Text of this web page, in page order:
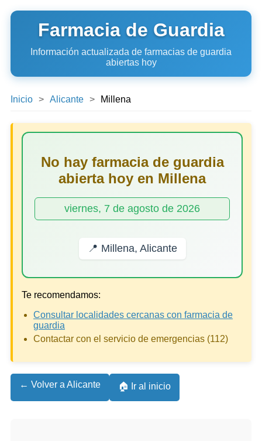
Farmacia de Guardia
Información actualizada de farmacias de guardia
abiertas hoy
Inicio Alicante Millena
No hay farmacia de guardia
abierta hoy en Millena
viernes, 7 de agosto de 2026
📍 Millena, Alicante
Te recomendamos:
Consultar localidades cercanas con farmacia de
guardia
Contactar con el servicio de emergencias (112)
← Volver a Alicante 🏠 Ir al inicio